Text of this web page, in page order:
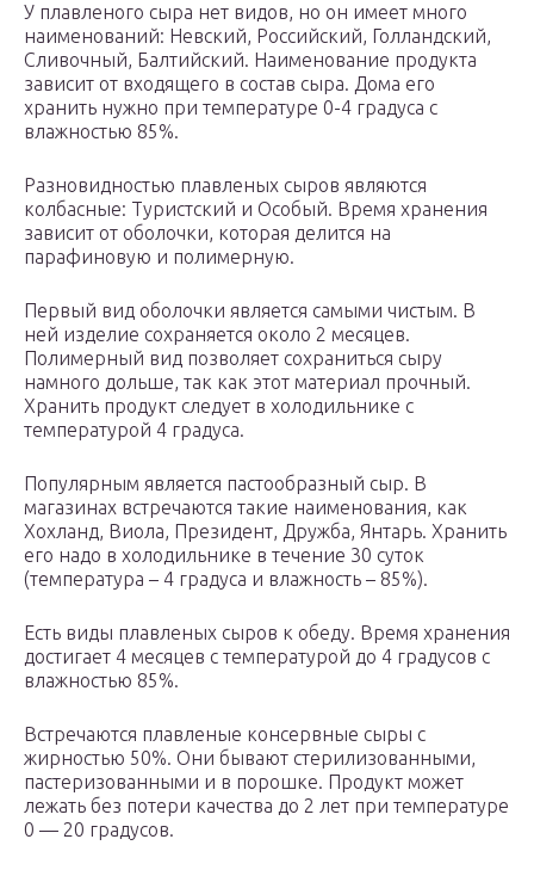
У плавленого сыра нет видов, но он имеет много
наименований: Невский, Российский, Голландский,
Сливочный, Балтийский. Наименование продукта
зависит от входящего в состав сыра. Дома его
хранить нужно при температуре 0-4 градуса с
влажностью 85%.
Разновидностью плавленых сыров являются
колбасные: Туристский и Особый. Время хранения
зависит от оболочки, которая делится на
парафиновую и полимерную.
Первый вид оболочки является самыми чистым. В
ней изделие сохраняется около 2 месяцев.
Полимерный вид позволяет сохраниться сыру
намного дольше, так как этот материал прочный.
Хранить продукт следует в холодильнике с
температурой 4 градуса.
Популярным является пастообразный сыр. В
магазинах встречаются такие наименования, как
Хохланд, Виола, Президент, Дружба, Янтарь. Хранить
его надо в холодильнике в течение 30 суток
(температура – 4 градуса и влажность – 85%).
Есть виды плавленых сыров к обеду. Время хранения
достигает 4 месяцев с температурой до 4 градусов с
влажностью 85%.
Встречаются плавленые консервные сыры с
жирностью 50%. Они бывают стерилизованными,
пастеризованными и в порошке. Продукт может
лежать без потери качества до 2 лет при температуре
0 — 20 градусов.